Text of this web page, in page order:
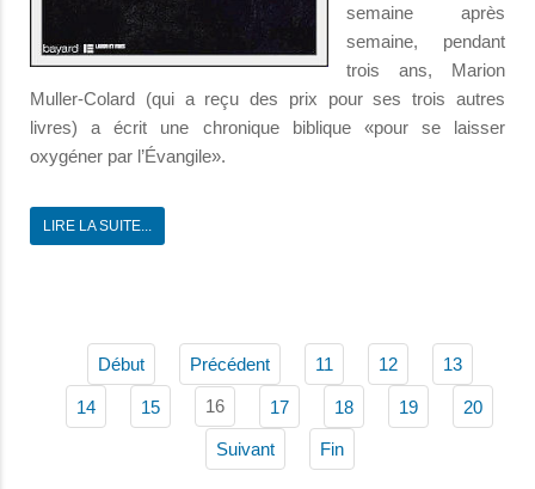
semaine après
semaine, pendant
trois ans, Marion
Muller-Colard (qui a reçu des prix pour ses trois autres
livres) a écrit une chronique biblique «pour se laisser
oxygéner par l’Évangile».
LIRE LA SUITE...
Début Précédent 11 12 13
14 15 16 17 18 19 20
Suivant Fin